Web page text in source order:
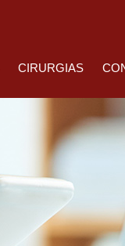
CIRURGIAS